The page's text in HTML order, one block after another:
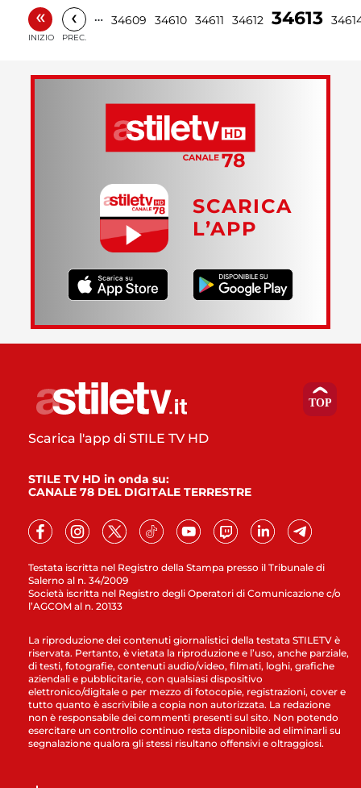
«
INIZIO
‹
PREC.
… 34609 34610 34611 34612 34613
SCARICA
L’APP
Testata iscritta nel Registro della Stampa presso il Tribunale di
Salerno al n. 34/2009
Società iscritta nel Registro degli Operatori di Comunicazione c/o
l’AGCOM al n. 20133
Scarica l'app di STILE TV HD
STILE TV HD in onda su:
CANALE 78 DEL DIGITALE TERRESTRE
La riproduzione dei contenuti giornalistici della testata STILETV è
riservata. Pertanto, è vietata la riproduzione e l’uso, anche parziale,
di testi, fotografie, contenuti audio/video, filmati, loghi, grafiche
aziendali e pubblicitarie, con qualsiasi dispositivo
elettronico/digitale o per mezzo di fotocopie, registrazioni, cover e
tutto quanto è ascrivibile a copia non autorizzata. La redazione
non è responsabile dei commenti presenti sul sito. Non potendo
esercitare un controllo continuo resta disponibile ad eliminarli su
segnalazione qualora gli stessi risultano offensivi e oltraggiosi.